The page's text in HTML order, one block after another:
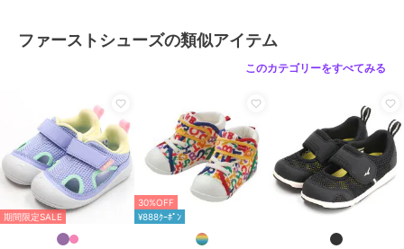
★ブランドのお気に入り登録
新商品や再入荷などの情報を受け取ることができますので、ぜひご登
この商品は無料ギフトサービスの対象商品です
>>無料ギフトサービスについての詳細はこちら
ブランド ミキハウス ホットビスケッツ
ショップ ミキハウス ホットビスケッツ
商品カテゴリ ベビーシューズ
ファーストシューズの類似アイテム
このカテゴリーをすべてみる
期間限定SALE
30%OFF
¥888ｸｰﾎﾟﾝ